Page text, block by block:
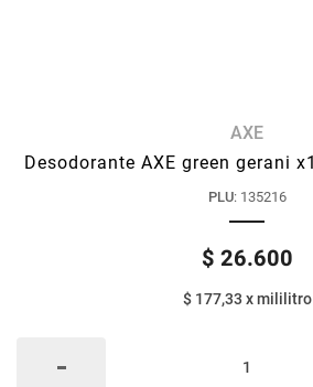
AXE
Desodorante AXE green gerani
PLU: 135216
$ 26.600
$ 177,33 xmililitro